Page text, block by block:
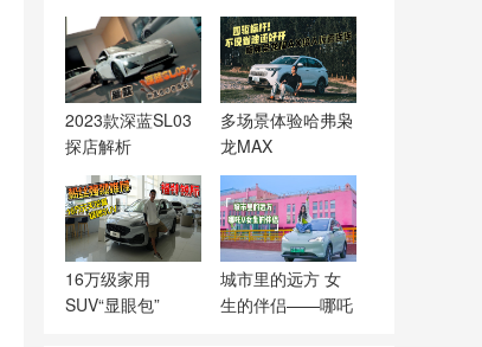
2023款深蓝SL03
探店解析
多场景体验哈弗枭
龙MAX
16万级家用
SUV“显眼包”
城市里的远方 女
生的伴侣——哪吒